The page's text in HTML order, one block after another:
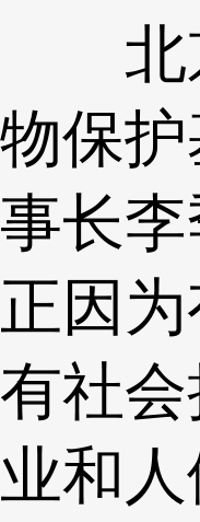
北
物保
事长李
正因
有社
业和